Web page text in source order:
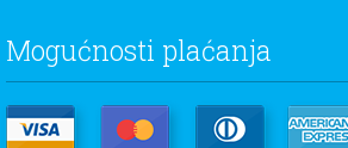
Mogućnosti plaćanja